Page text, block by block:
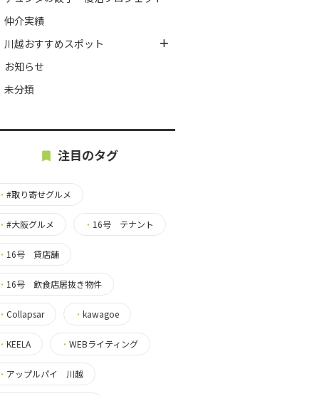
仲介実績
川越おすすめスポット
お知らせ
未分類
注目のタグ
・ #取り寄せグルメ
・ #大阪グルメ ・ 16号 テナント
・ 16号 貸店舗
・ 16号 飲食店居抜き物件
・ Collapsar ・ kawagoe
・ KEELA ・ WEBライティング
・ アップルパイ 川越